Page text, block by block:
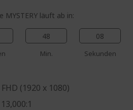
MYSTERY läuft ab in:
48
Min.
07
Sekunden
(1920 x 1080)